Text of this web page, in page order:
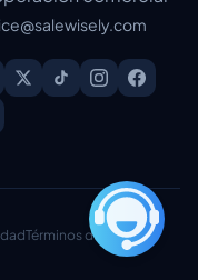
Términos de servicio